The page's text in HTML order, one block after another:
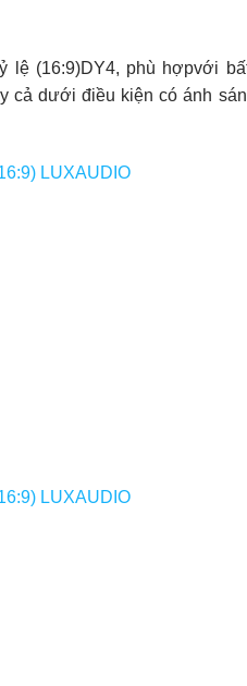
lệ (16:9)DY4, phù hợpvới
cả dưới điều kiện có ánh